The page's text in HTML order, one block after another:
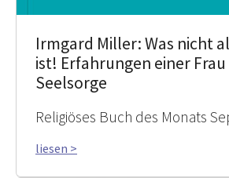
Irmgard Miller: Was nicht
ist! Erfahrungen einer
Seelsorge
Religiöses Buch des Monats
liesen >